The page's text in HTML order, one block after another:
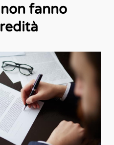
fanno